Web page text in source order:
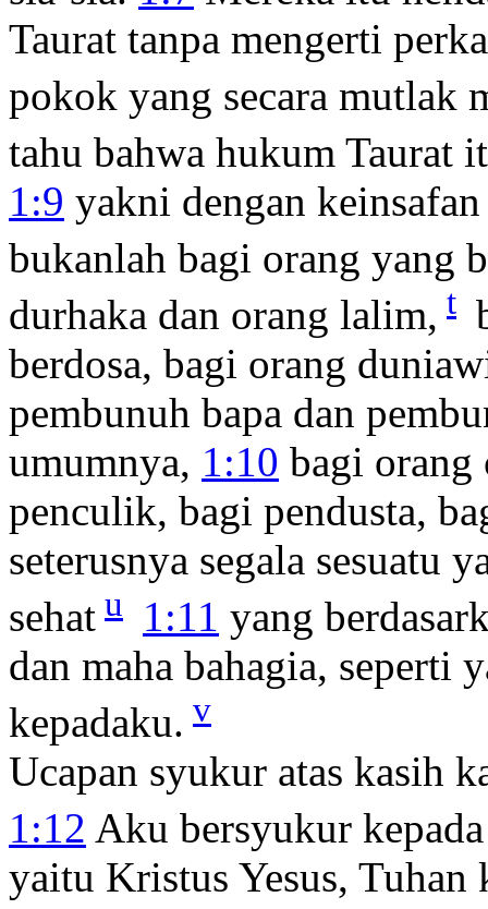
Taurat tanpa mengerti
pokok yang secara mutlak
tahu bahwa hukum Taurat
1:9 yakni dengan
bukanlah bagi orang yang
durhaka dan orang lalim, t
berdosa, bagi orang
pembunuh bapa dan
umumnya, 1:10 bagi orang
penculik, bagi pendusta,
seterusnya segala sesuatu
sehat u 1:11 yang
dan maha bahagia, seperti
kepadaku. v
Ucapan syukur atas kasih
1:12 Aku bersyukur
yaitu Kristus Yesus, Tuhan